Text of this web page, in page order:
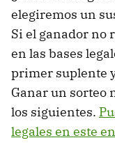
elegiremos un
Si el ganador no
en las bases
primer suplente
Ganar un sorteo
los siguientes.
legales en este